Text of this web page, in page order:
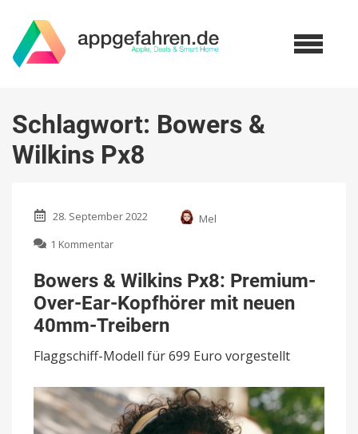
Schlagwort: Bowers &
Wilkins Px8
28. September 2022
Mel
1 Kommentar
&
Wilkins
Px8:
Premium-
Over-
Ear-
Kopfhörer
neuen
40mm-
Treibern
Bowers & Wilkins Px8: Premium-
Over-Ear-Kopfhörer mit neuen
40mm-Treibern
Flaggschiff-Modell für 699 Euro vorgestellt